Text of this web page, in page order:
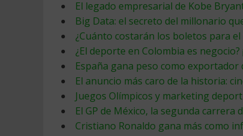
El legado empresarial de Kobe
Big Data: el secreto del millonario
¿Cuánto costarán los boletos para el
¿El deporte en Colombia es negocio?
España gana peso como
El anuncio más caro de la historia:
Juegos Olímpicos y marketing
El GP de México, la segunda carrera
Cristiano Ronaldo gana más como